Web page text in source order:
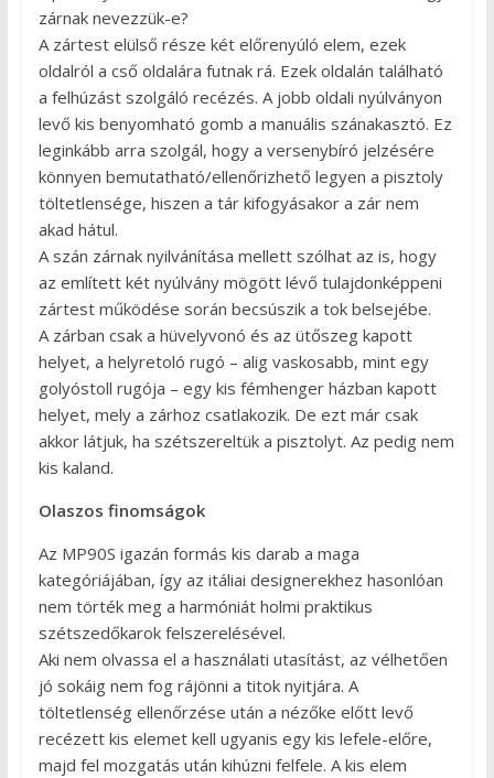
zárnak nevezzük-e?
A zártest elülső része két előrenyúló elem, ezek
oldalról a cső oldalára futnak rá. Ezek oldalán található
a felhúzást szolgáló recézés. A jobb oldali nyúlványon
levő kis benyomható gomb a manuális szánakasztó. Ez
leginkább arra szolgál, hogy a versenybíró jelzésére
könnyen bemutatható/ellenőrizhető legyen a pisztoly
töltetlensége, hiszen a tár kifogyásakor a zár nem
akad hátul.
A szán zárnak nyilvánítása mellett szólhat az is, hogy
az említett két nyúlvány mögött lévő tulajdonképpeni
zártest működése során becsúszik a tok belsejébe.
A zárban csak a hüvelyvonó és az ütőszeg kapott
helyet, a helyretoló rugó – alig vaskosabb, mint egy
golyóstoll rugója – egy kis fémhenger házban kapott
helyet, mely a zárhoz csatlakozik. De ezt már csak
akkor látjuk, ha szétszereltük a pisztolyt. Az pedig nem
kis kaland.
Olaszos finomságok
Az MP90S igazán formás kis darab a maga
kategóriájában, így az itáliai designerekhez hasonlóan
nem törték meg a harmóniát holmi praktikus
szétszedőkarok felszerelésével.
Aki nem olvassa el a használati utasítást, az vélhetően
jó sokáig nem fog rájönni a titok nyitjára. A
töltetlenség ellenőrzése után a nézőke előtt levő
recézett kis elemet kell ugyanis egy kis lefele-előre,
majd fel mozgatás után kihúzni felfele. A kis elem